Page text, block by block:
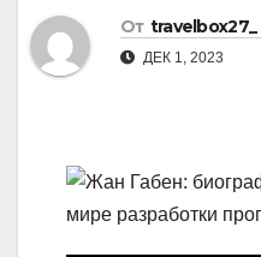
От travelbox27_
ДЕК 1, 2023